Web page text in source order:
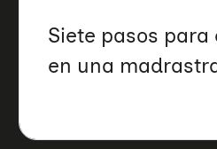
Siete pasos
en una